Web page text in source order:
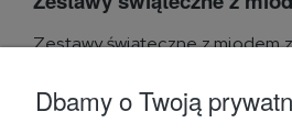
Zestawy świąteczne z miodem
internetowego...
Dbamy o Twoją